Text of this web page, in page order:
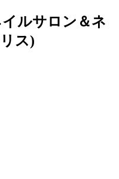
ルサロン＆ネ
ス)